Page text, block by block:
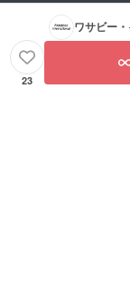
ワサビー
23